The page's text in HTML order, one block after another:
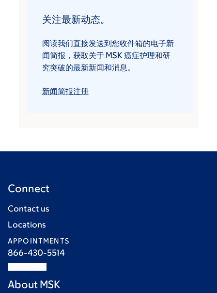
关注最新动态。
阅读我们直接发送到您收件箱的电子新
闻简报，获取关于 MSK 癌症护理和研
究突破的最新新闻和消息。
新闻简报注册
Connect
Contact us
Locations
APPOINTMENTS
866-430-5514
About MSK